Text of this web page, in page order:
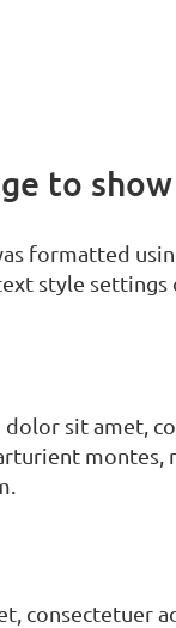
to
formatted
style
sit amet,
montes,
consectetuer